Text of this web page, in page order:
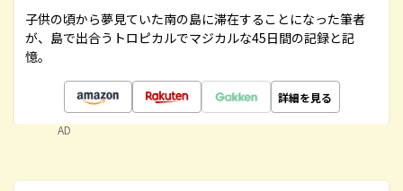
子供の頃から夢見ていた南の島に滞在することになった筆者
が、島で出合うトロピカルでマジカルな45日間の記録と記
憶。
詳細を見る
AD